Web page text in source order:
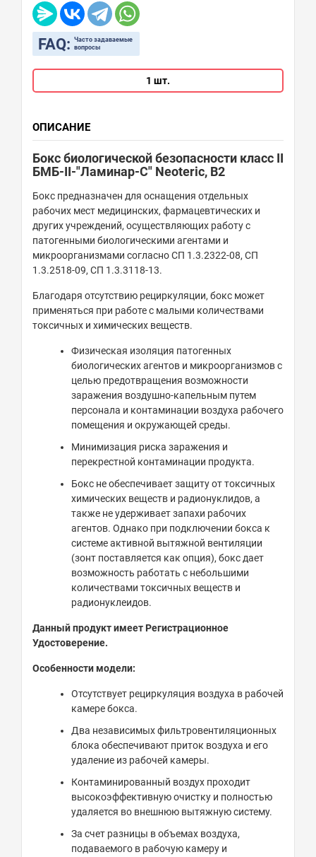
FAQ: Часто задаваемые
вопросы
1 шт.
ОПИСАНИЕ
Бокс биологической безопасности класс II
БМБ-II-"Ламинар-С" Neoteric, B2
Бокс предназначен для оснащения отдельных
рабочих мест медицинских, фармацевтических и
других учреждений, осуществляющих работу с
патогенными биологическими агентами и
микроорганизмами согласно СП 1.3.2322-08, СП
1.3.2518-09, СП 1.3.3118-13.
Благодаря отсутствию рециркуляции, бокс может
применяться при работе с малыми количествами
токсичных и химических веществ.
Физическая изоляция патогенных
биологических агентов и микроорганизмов с
целью предотвращения возможности
заражения воздушно-капельным путем
персонала и контаминации воздуха рабочего
помещения и окружающей среды.
Минимизация риска заражения и
перекрестной контаминации продукта.
Бокс не обеспечивает защиту от токсичных
химических веществ и радионуклидов, а
также не удерживает запахи рабочих
агентов. Однако при подключении бокса к
системе активной вытяжной вентиляции
(зонт поставляется как опция), бокс дает
возможность работать с небольшими
количествами токсичных веществ и
радионуклеидов.
Данный продукт имеет Регистрационное
Удостоверение.
Особенности модели:
Отсутствует рециркуляция воздуха в рабочей
камере бокса.
Два независимых фильтровентиляционных
блока обеспечивают приток воздуха и его
удаление из рабочей камеры.
Контаминированный воздух проходит
высокоэффективную очистку и полностью
удаляется во внешнюю вытяжную систему.
За счет разницы в объемах воздуха,
подаваемого в рабочую камеру и